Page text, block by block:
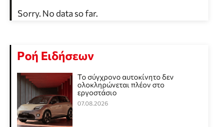
Sorry. No data so far.
Ροή Ειδήσεων
Το σύγχρονο αυτοκίνητο δεν
ολοκληρώνεται πλέον στο
εργοστάσιο
07.08.2026